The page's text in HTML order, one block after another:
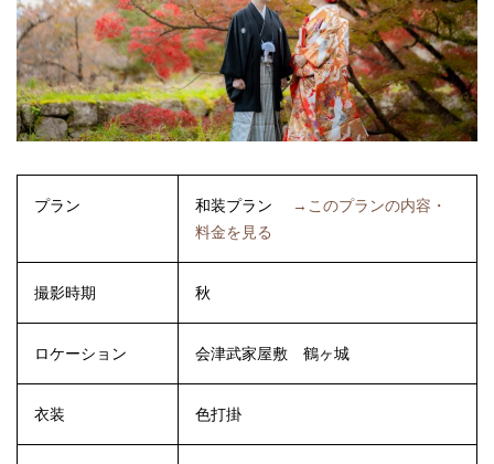
プラン 和装プラン
→このプランの内容・
料金を見る
撮影時期 秋
ロケーション 会津武家屋敷 鶴ヶ城
衣装 色打掛